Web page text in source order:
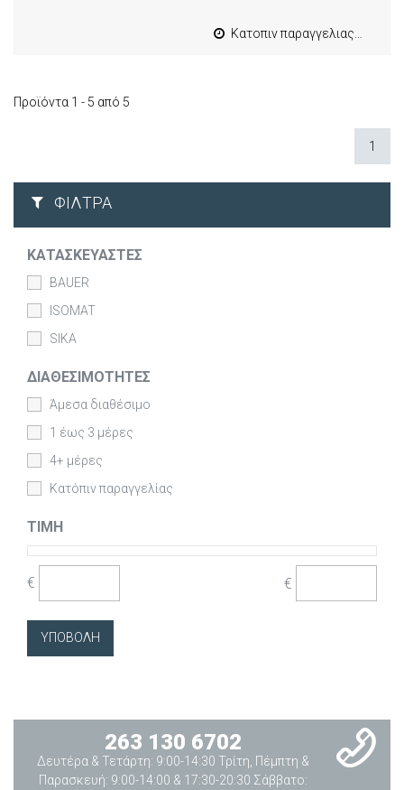
Κατοπιν παραγγελιας από 4 έως 10 εργασιμες
Προϊόντα 1 - 5 από 5
1
ΦΊΛΤΡΑ
ΚΑΤΑΣΚΕΥΑΣΤΈΣ
BAUER
ISOMAT
SIKA
ΔΙΑΘΕΣΙΜΌΤΗΤΕΣ
Άμεσα διαθέσιμο
1 έως 3 μέρες
4+ μέρες
Κατόπιν παραγγελίας
ΤΙΜΉ
€ €
263 130 6702
Δευτέρα & Τετάρτη: 9:00-14:30 Τρίτη, Πέμπτη &
Παρασκευή: 9:00-14:00 & 17:30-20:30 Σάββατο: